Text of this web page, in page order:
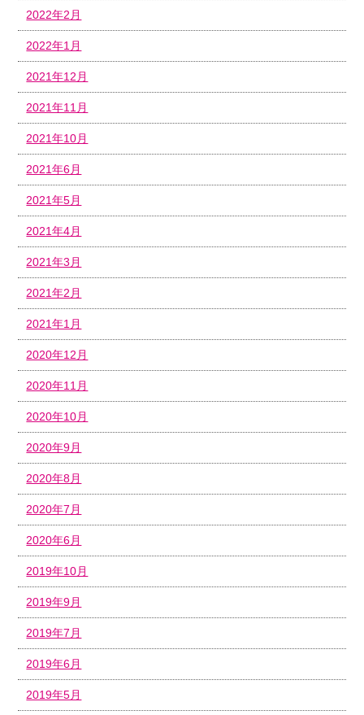
2022年2月
2022年1月
2021年12月
2021年11月
2021年10月
2021年6月
2021年5月
2021年4月
2021年3月
2021年2月
2021年1月
2020年12月
2020年11月
2020年10月
2020年9月
2020年8月
2020年7月
2020年6月
2019年10月
2019年9月
2019年7月
2019年6月
2019年5月